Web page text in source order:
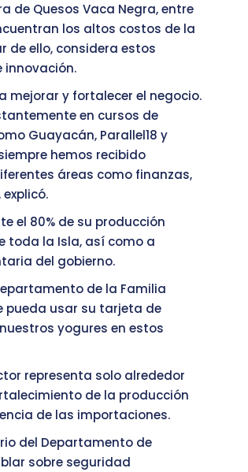
de Quesos Vaca Negra, entre
los altos costos de la
de ello, considera estos
innovación.
mejorar y fortalecer el negocio.
en cursos de
Guayacán, Parallel18 y
hemos recibido
áreas como finanzas,
el 80% de su producción
toda la Isla, así como a
del gobierno.
de la Familia
pueda usar su tarjeta de
yogures en estos
representa solo alrededor
de la producción
de las importaciones.
del Departamento de
sobre seguridad